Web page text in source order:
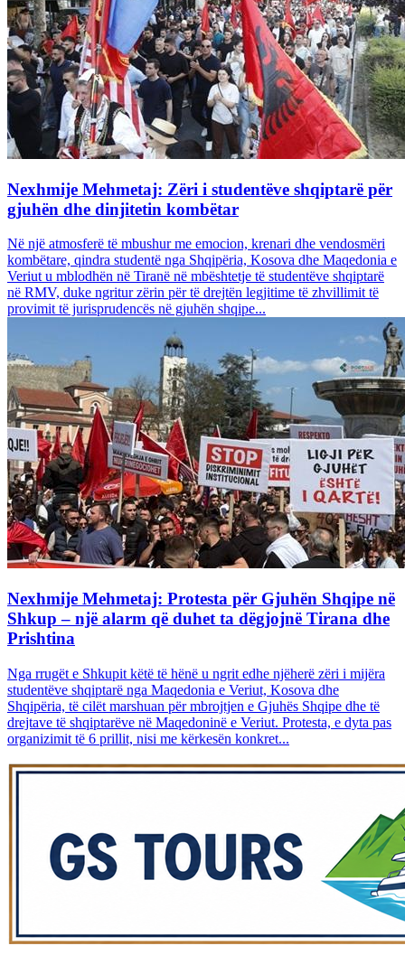
Nexhmije Mehmetaj: Zëri i studentëve shqiptarë për
gjuhën dhe dinjitetin kombëtar
Në një atmosferë të mbushur me emocion, krenari dhe vendosmëri
kombëtare, qindra studentë nga Shqipëria, Kosova dhe Maqedonia e
Veriut u mblodhën në Tiranë në mbështetje të studentëve shqiptarë
në RMV, duke ngritur zërin për të drejtën legjitime të zhvillimit të
provimit të jurisprudencës në gjuhën shqipe...
Nexhmije Mehmetaj: Protesta për Gjuhën Shqipe në
Shkup – një alarm që duhet ta dëgjojnë Tirana dhe
Prishtina
Nga rrugët e Shkupit këtë të hënë u ngrit edhe njëherë zëri i mijëra
studentëve shqiptarë nga Maqedonia e Veriut, Kosova dhe
Shqipëria, të cilët marshuan për mbrojtjen e Gjuhës Shqipe dhe të
drejtave të shqiptarëve në Maqedoninë e Veriut. Protesta, e dyta pas
organizimit të 6 prillit, nisi me kërkesën konkret...